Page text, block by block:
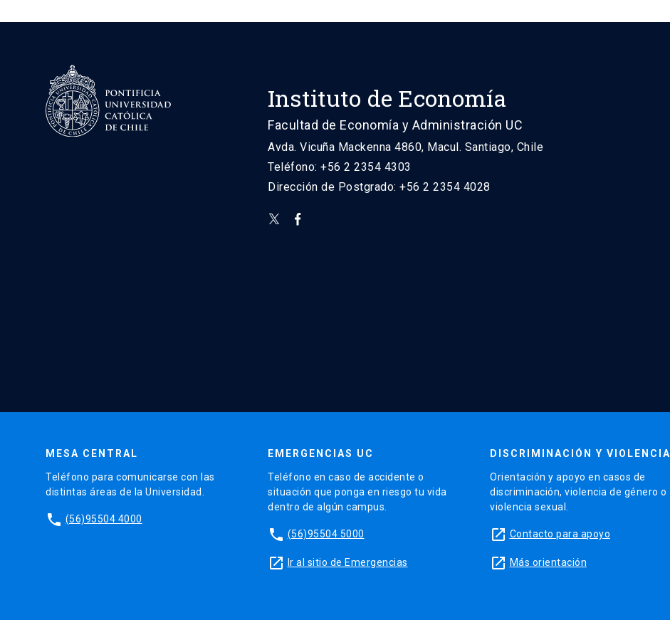
Instituto de Economía
Facultad de Economía y Administración UC
Avda. Vicuña Mackenna 4860, Macul. Santiago, Chile
Teléfono: +56 2 2354 4303
Dirección de Postgrado: +56 2 2354 4028
MESA CENTRAL
Teléfono para comunicarse con las
distintas áreas de la Universidad.
phone (56)95504 4000
EMERGENCIAS UC
Teléfono en caso de accidente o
situación que ponga en riesgo tu vida
dentro de algún campus.
phone (56)95504 5000
launch Ir al sitio de Emergencias
DISCRIMINACIÓN Y VIOLENCIA
Orientación y apoyo en casos de
discriminación, violencia de género o
violencia sexual.
launch Contacto para apoyo
launch Más orientación